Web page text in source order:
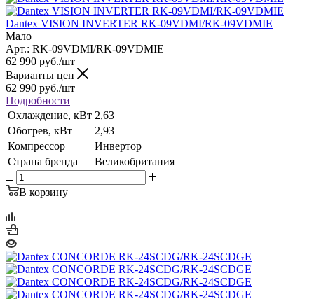
Dantex VISION INVERTER RK-09VDMI/RK-09VDMIE
Мало
Арт.: RK-09VDMI/RK-09VDMIE
62 990 руб./шт
Варианты цен
62 990 руб./шт
Подробности
Охлаждение, кВт 2,63
Обогрев, кВт
2,93
Компрессор
Инвертор
Страна бренда
Великобритания
В корзину